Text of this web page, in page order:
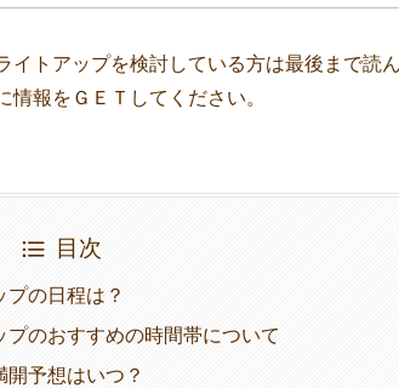
イトアップを検討している方は最後まで読
報をＧＥＴしてください。
目次
の日程は？
のおすすめの時間帯について
予想はいつ？